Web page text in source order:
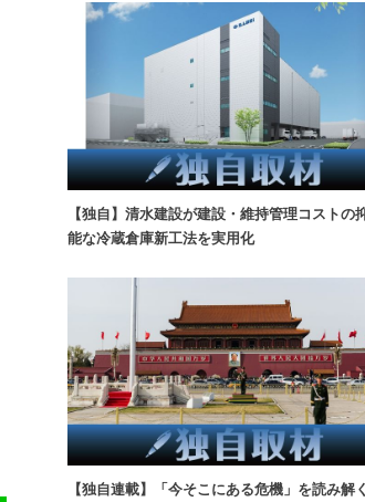
【独自】清水建設が建設・維持管理コストの
能な冷蔵倉庫新工法を実用化
【独自連載】「今そこにある危機」を読み